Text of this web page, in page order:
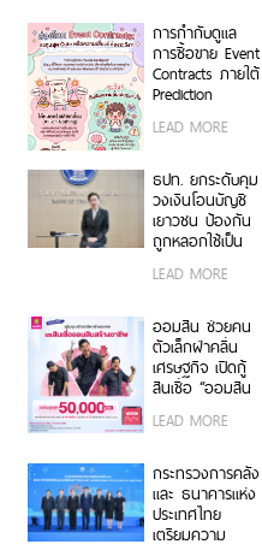
การกำกับดูแล
การซื้อขาย Event
Contracts ภายใต้
Prediction
พัฒนาการในต่าง
ของไทย
LEAD MORE
ธปท. ยกระดับคุม
วงเงินโอนบัญชี
เยาวชน ป้องกัน
ถูกหลอกใช้เป็น
LEAD MORE
ออมสิน ช่วยคน
ตัวเล็กฝ่าคลื่น
เศรษฐกิจ เปิดกู้
สินเชื่อ “ออมสิน
วงเงินสูงสุด
ดอกเบี้ยต่ำ ไม่
ต้องใช้หลัก
ประกัน กู้สะดวก
ปลอดภัยผ่าน
LEAD MORE
กระทรวงการคลัง
และ ธนาคารแห่ง
ประเทศไทย
เตรียมความ